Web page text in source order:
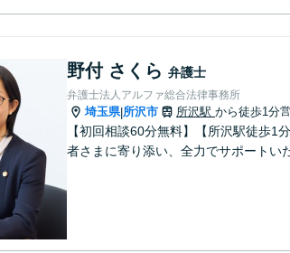
野付 さくら 弁護士
弁護士法人アルファ総合法律事務所
埼玉県|所沢市 所沢駅 から徒歩1分
【初回相談60分無料】【所沢駅徒歩
者さまに寄り添い、全力でサポートい